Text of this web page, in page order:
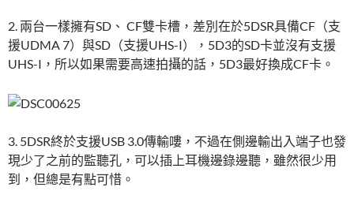
2. 兩台一樣擁有SD、 CF雙卡槽，差別在於5DSR具備CF（支
援UDMA 7）與SD（支援UHS-I），5D3的SD卡並沒有支援
UHS-I，所以如果需要高速拍攝的話，5D3最好換成CF卡。
3. 5DSR終於支援USB 3.0傳輸嘍，不過在側邊輸出入端子也發
現少了之前的監聽孔，可以插上耳機邊錄邊聽，雖然很少用
到，但總是有點可惜。